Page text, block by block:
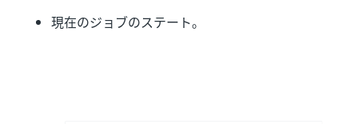
現在のジョブのステート。